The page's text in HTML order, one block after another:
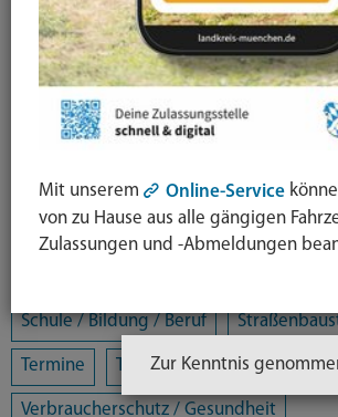
Ausländerrecht & Integration Bauen
Bürgerschaftliches Engagement
Eltern- und Jugendberatungsstelle
Energie und Klimaschutz Familie und
Freizeit / Kultur / Sport
Landratsamt Mobilität
Schule / Bildung / Beruf
Termine Tiere Umwelt
Verbraucherschutz / Gesundheit
Mit unserem Online-Service
von zu Hause aus alle gängigen
Zulassungen und -Abmeldungen
Zur Kenntnis